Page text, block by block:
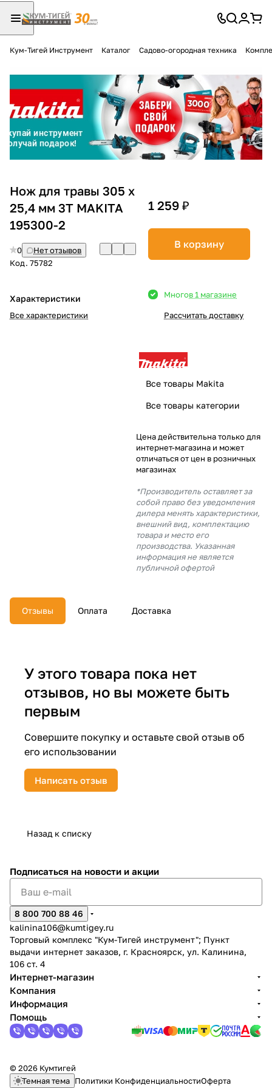
Кум-Тигей Инструмент Каталог Садово-огородная техника
Нож для травы 305 х
25,4 мм 3T MAKITA
195300-2
0
Нет отзывов
Код. 75782
Характеристики
Все характеристики
1 259 ₽
В корзину
Многов 1 магазине
Рассчитать доставку
Все товары Makita
Все товары категории
Цена действительна только для
интернет-магазина и может
отличаться от цен в розничных
магазинах
*Производитель оставляет за
собой право без уведомления
дилера менять характеристики,
внешний вид, комплектацию
товара и место его
производства. Указанная
информация не является
публичной офертой
Отзывы Оплата Доставка
У этого товара пока нет
отзывов, но вы можете быть
первым
Совершите покупку и оставьте свой отзыв об
его использовании
Написать отзыв
Назад к списку
Подписаться на новости и акции
8 800 700 88 46
kalinina106@kumtigey.ru
Торговый комплекс "Кум-Тигей инструмент"; Пункт
выдачи интернет заказов, г. Красноярск, ул. Калинина,
106 ст. 4
Интернет-магазин
Компания
Информация
Помощь
© 2026 Кумтигей
Темная тема Политики КонфиденциальностиОферта
Разбейте
оплатуна части
без переплат
График платежей
Сегодня
в корзину
% картой любого банка
% будут
с вашей карты
недели
раз в 2 недели